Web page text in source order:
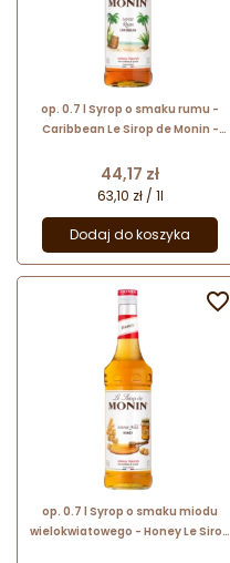
op. 0.7 l Syrop o smaku rumu -
Caribbean Le Sirop de Monin -
Cena
44,17 zł
63,10 zł / 1l
Dodaj do koszyka
op. 0.7 l Syrop o smaku miodu
wielokwiatowego - Honey Le Sirop
